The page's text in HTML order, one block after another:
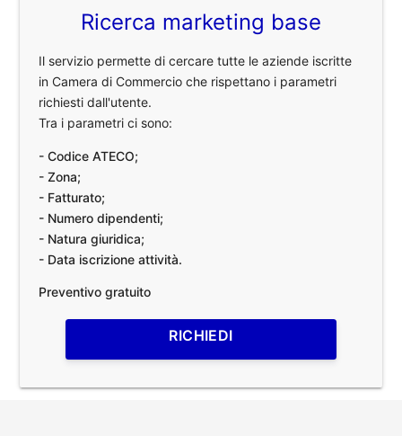
Ricerca marketing base
Il servizio permette di cercare tutte le aziende iscritte
in Camera di Commercio che rispettano i parametri
richiesti dall'utente.
Tra i parametri ci sono:
- Codice ATECO;
- Zona;
- Fatturato;
- Numero dipendenti;
- Natura giuridica;
- Data iscrizione attività.
Preventivo gratuito
RICHIEDI